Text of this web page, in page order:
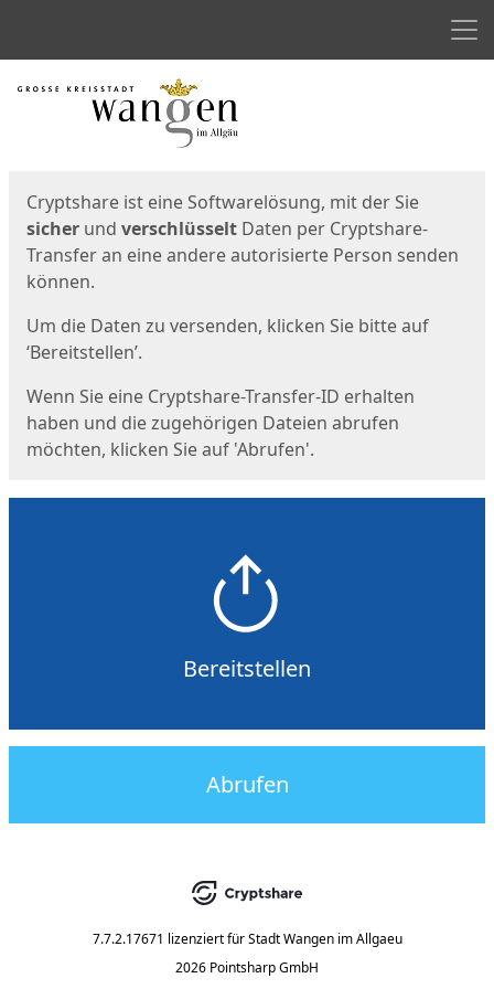
Start
Cryptshare ist eine Softwarelösung, mit der Sie
sicher und verschlüsselt Daten per Cryptshare-
Transfer an eine andere autorisierte Person senden
können.
Um die Daten zu versenden, klicken Sie bitte auf
‘Bereitstellen’.
Wenn Sie eine Cryptshare-Transfer-ID erhalten
haben und die zugehörigen Dateien abrufen
möchten, klicken Sie auf 'Abrufen'.
Bereitstellen
Abrufen
7.7.2.17671 lizenziert für Stadt Wangen im Allgaeu
2026 Pointsharp GmbH